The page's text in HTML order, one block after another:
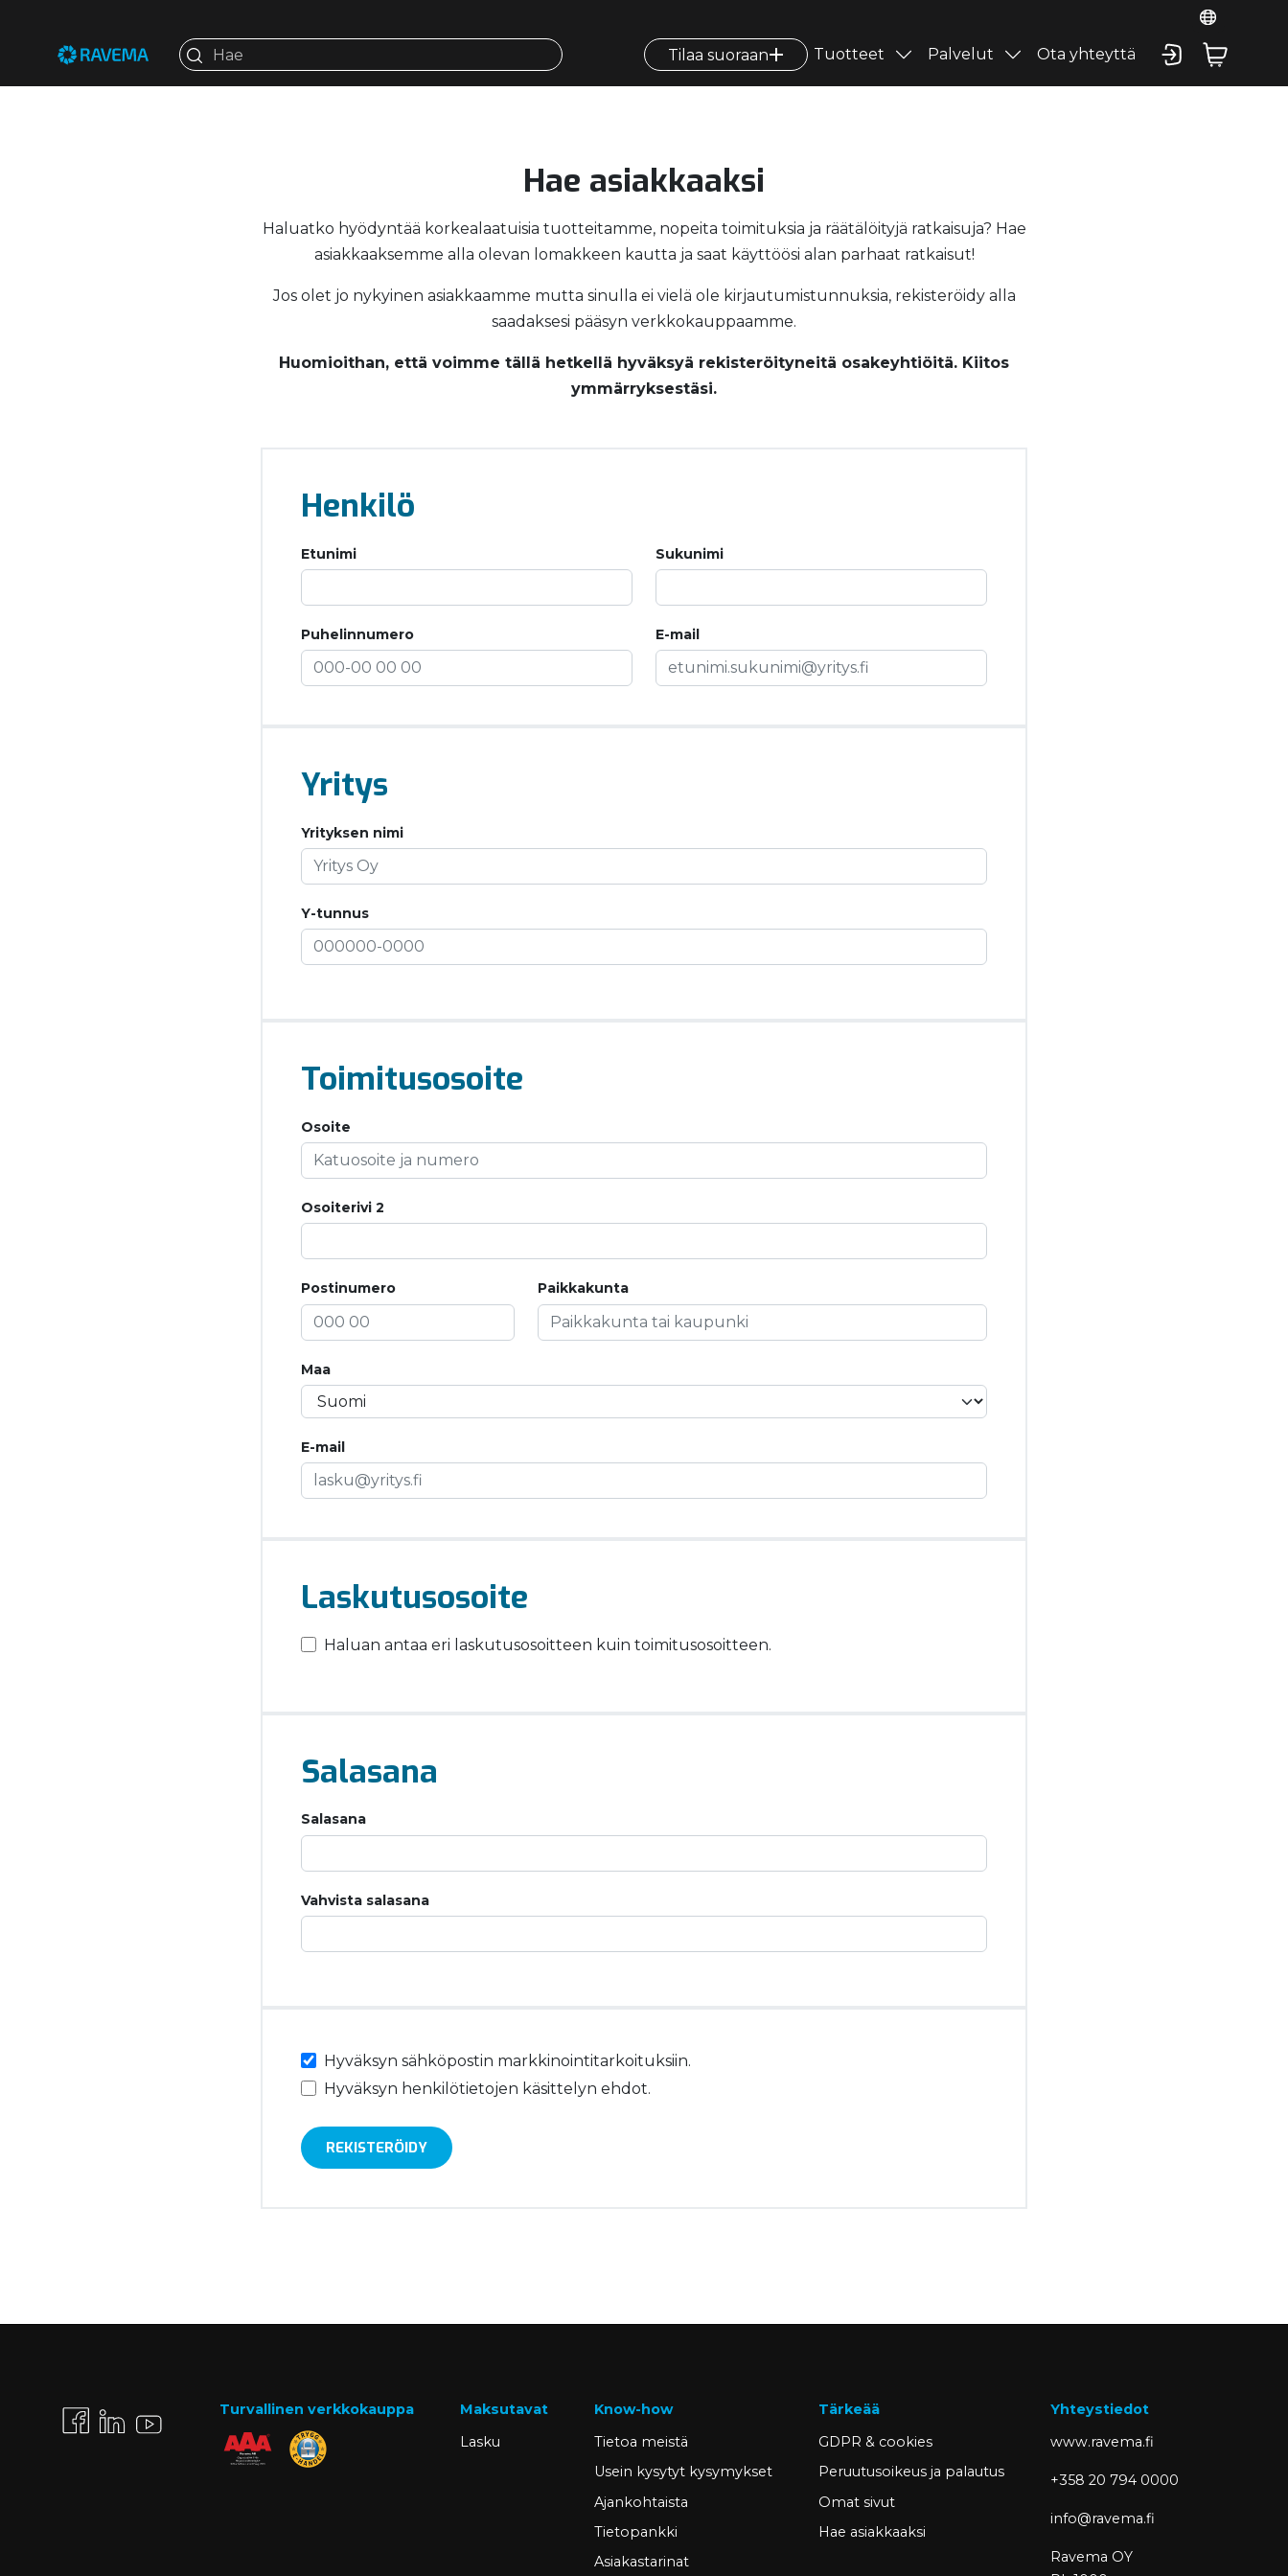
Tilaa suoraan Tuotteet Palvelut Ota yhteyttä
Hae asiakkaaksi
Haluatko hyödyntää korkealaatuisia tuotteitamme, nopeita toimituksia ja räätälöityjä ratkaisuja? Hae
asiakkaaksemme alla olevan lomakkeen kautta ja saat käyttöösi alan parhaat ratkaisut!
Jos olet jo nykyinen asiakkaamme mutta sinulla ei vielä ole kirjautumistunnuksia, rekisteröidy alla
saadaksesi pääsyn verkkokauppaamme.
Huomioithan, että voimme tällä hetkellä hyväksyä rekisteröityneitä osakeyhtiöitä. Kiitos
ymmärryksestäsi.
Henkilö
Etunimi Sukunimi
Puhelinnumero E-mail
Yritys
Yrityksen nimi
Y-tunnus
Toimitusosoite
Osoite
Osoiterivi 2
Postinumero Paikkakunta
Maa
E-mail
Laskutusosoite
Haluan antaa eri laskutusosoitteen kuin toimitusosoitteen.
Salasana
Salasana
Vahvista salasana
Hyväksyn sähköpostin markkinointitarkoituksiin.
Hyväksyn henkilötietojen käsittelyn ehdot.
REKISTERÖIDY
Turvallinen verkkokauppa
Maksutavat
Lasku
Know-how
Tietoa meistä
Usein kysytyt kysymykset
Ajankohtaista
Tietopankki
Asiakastarinat
Tärkeää
GDPR & cookies
Peruutusoikeus ja palautus
Omat sivut
Hae asiakkaaksi
Yhteystiedot
www.ravema.fi
+358 20 794 0000
info@ravema.fi
Ravema OY